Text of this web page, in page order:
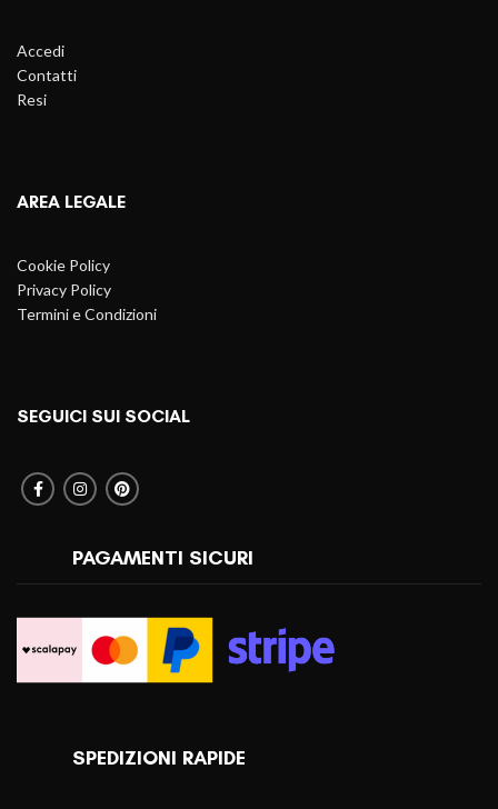
Accedi
Contatti
Resi
AREA LEGALE
Cookie Policy
Privacy Policy
Termini e Condizioni
SEGUICI SUI SOCIAL
PAGAMENTI SICURI
SPEDIZIONI RAPIDE